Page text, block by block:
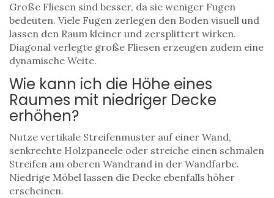
Große Fliesen sind besser, da sie weniger Fugen
bedeuten. Viele Fugen zerlegen den Boden visuell und
lassen den Raum kleiner und zersplittert wirken.
Diagonal verlegte große Fliesen erzeugen zudem eine
dynamische Weite.
Wie kann ich die Höhe eines
Raumes mit niedriger Decke
erhöhen?
Nutze vertikale Streifenmuster auf einer Wand,
senkrechte Holzpaneele oder streiche einen schmalen
Streifen am oberen Wandrand in der Wandfarbe.
Niedrige Möbel lassen die Decke ebenfalls höher
erscheinen.